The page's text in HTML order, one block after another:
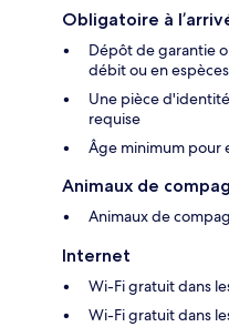
Obligatoire à
Dépôt de garantie
débit ou en
Une pièce
requise
Âge minimum pour
Animaux de
Animaux de
Internet
Wi-Fi gratuit dans
Wi-Fi gratuit dans